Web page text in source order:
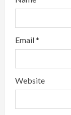
Email*
Website